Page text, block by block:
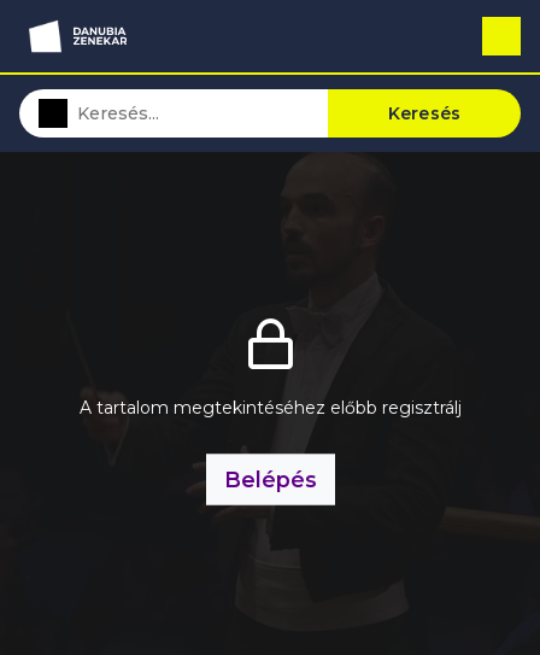
Keresés
A tartalom megtekintéséhez előbb regisztrálj
Belépés